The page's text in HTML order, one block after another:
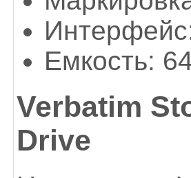
Емкость:
Verbatim
Drive